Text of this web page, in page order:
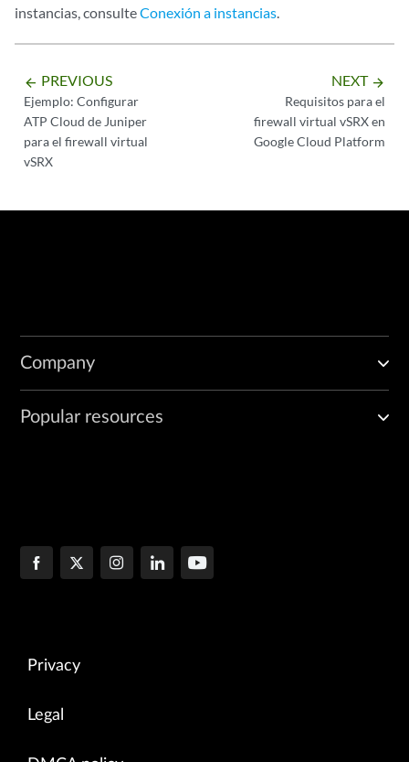
instancias, consulteConexión a instancias.
arrow_backward PREVIOUS
Ejemplo: Configurar
ATP Cloud de Juniper
para el firewall virtual
vSRX
NEXT arrow_forward
Requisitos para el
firewall virtual vSRX en
Google Cloud Platform
Company
Popular resources
Privacy
Legal